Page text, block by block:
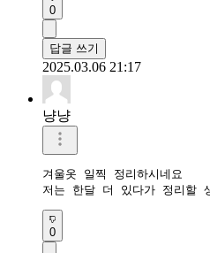
0
답글 쓰기
2025.03.06 21:17
냥냥
겨울옷 일찍 정리하시네요
저는 한달 더 있다가 정리할
0